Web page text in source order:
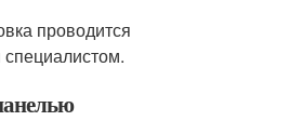
проводится